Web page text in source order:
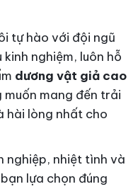
tự hào với đội ngũ
nghiệm, luôn hỗ
dương vật giả cao
muốn mang đến trải
hài lòng nhất cho
nghiệp, nhiệt tình và
lựa chọn đúng